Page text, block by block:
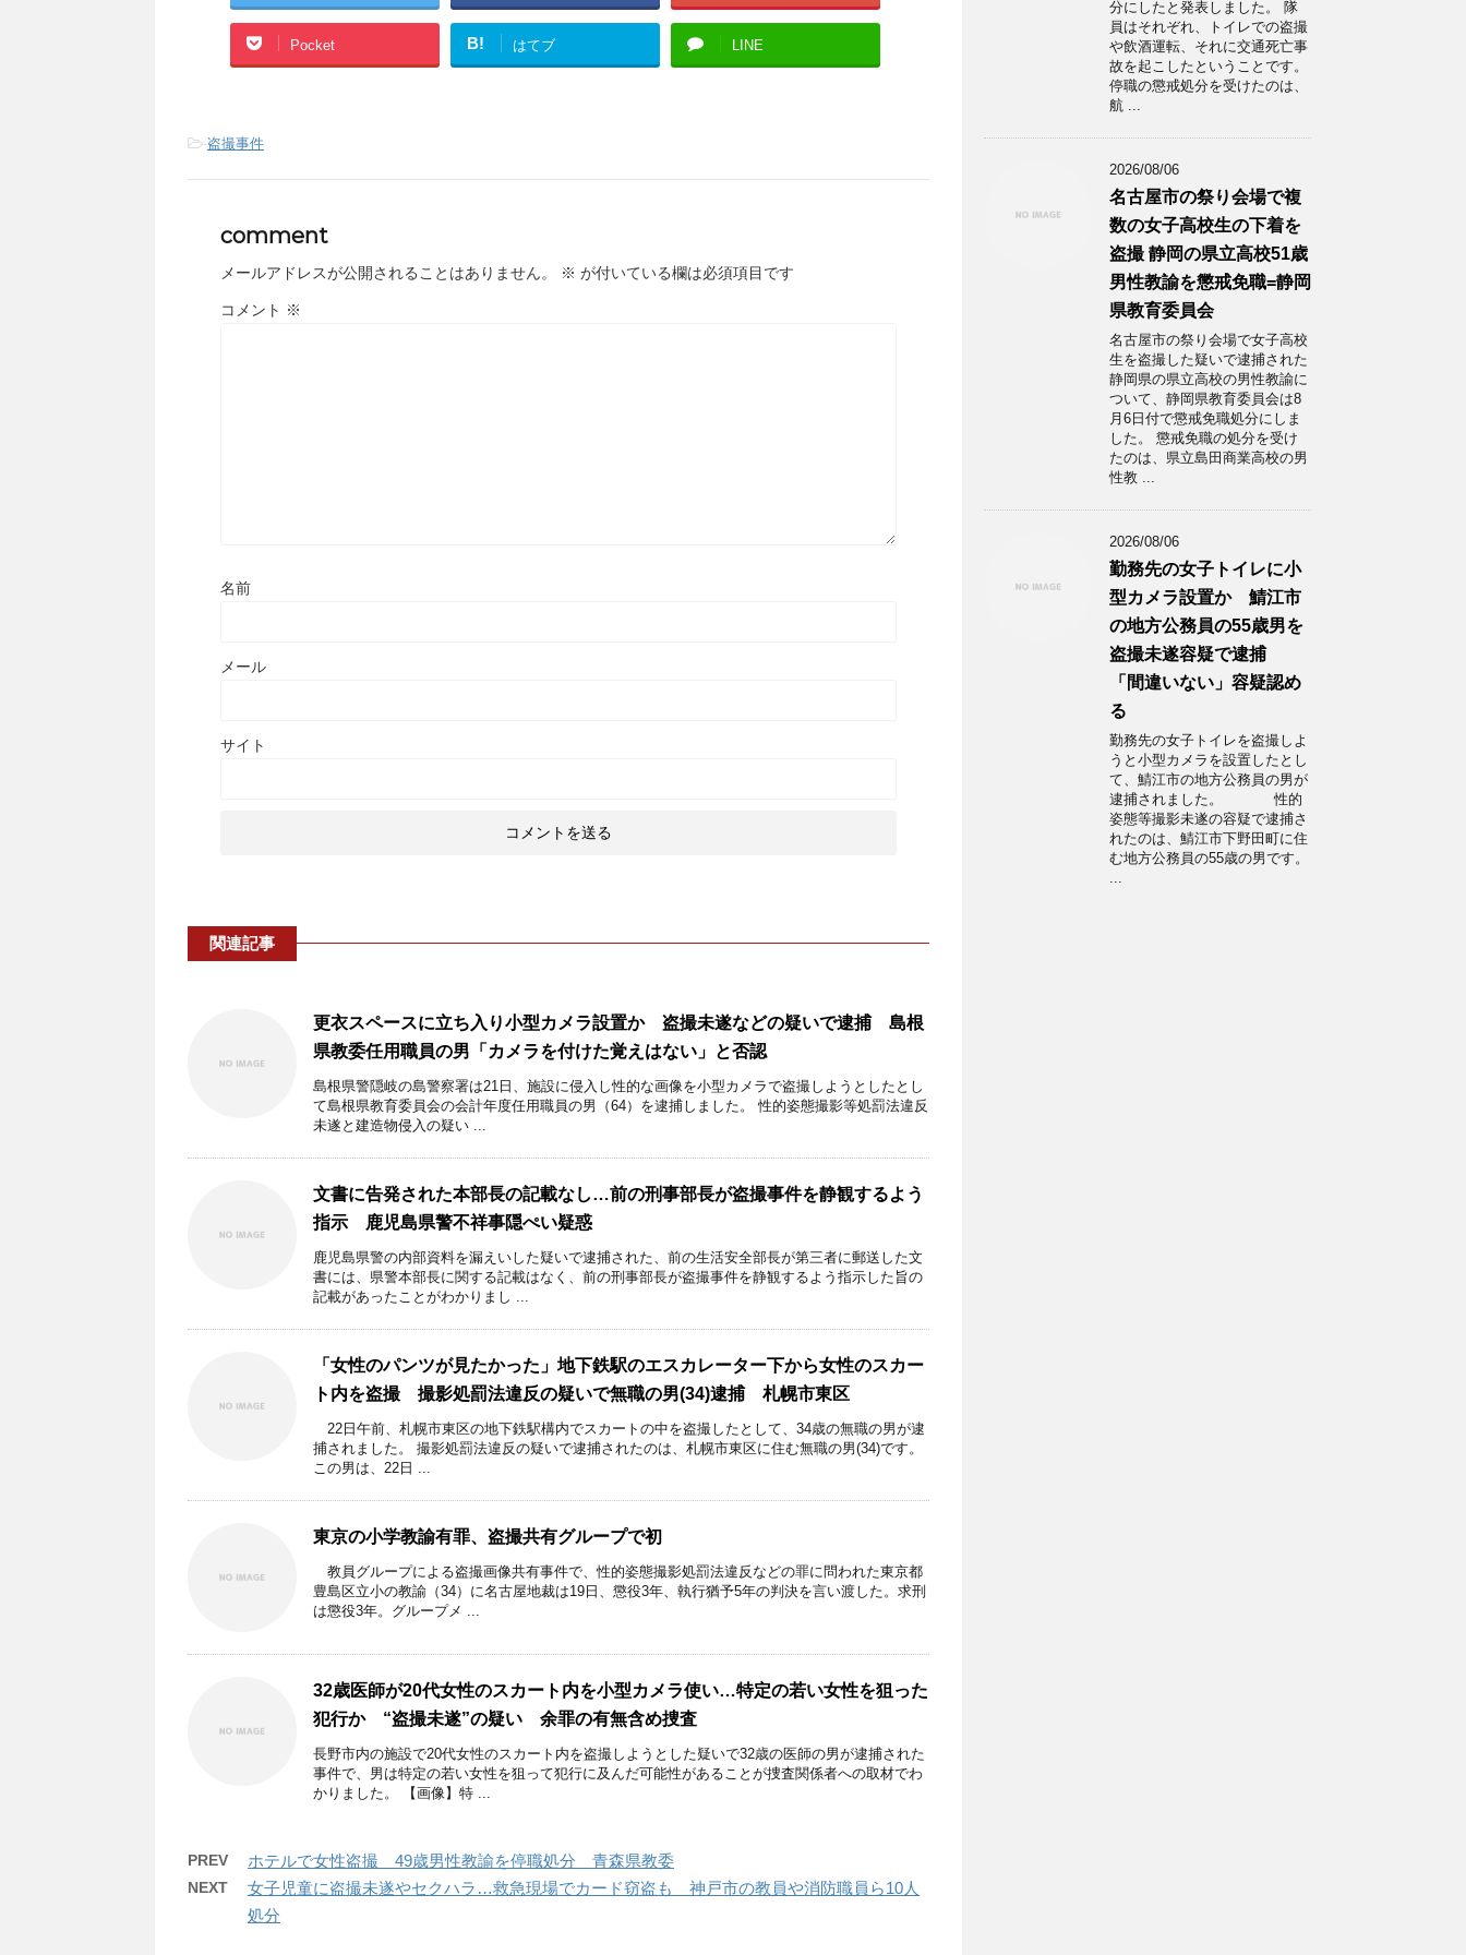
Pocket B! はてブ LINE
-盗撮事件
comment
メールアドレスが公開されることはありません。 ※ が付いている欄は必須項目です
コメント ※
名前
メール
サイト
関連記事
更衣スペースに立ち入り小型カメラ設置か 盗撮未遂などの疑いで逮捕 島根
県教委任用職員の男「カメラを付けた覚えはない」と否認
島根県警隠岐の島警察署は21日、施設に侵入し性的な画像を小型カメラで盗撮しようとしたとし
て島根県教育委員会の会計年度任用職員の男（64）を逮捕しました。 性的姿態撮影等処罰法違反
未遂と建造物侵入の疑い ...
文書に告発された本部長の記載なし…前の刑事部長が盗撮事件を静観するよう
指示 鹿児島県警不祥事隠ぺい疑惑
鹿児島県警の内部資料を漏えいした疑いで逮捕された、前の生活安全部長が第三者に郵送した文
書には、県警本部長に関する記載はなく、前の刑事部長が盗撮事件を静観するよう指示した旨の
記載があったことがわかりまし ...
「女性のパンツが見たかった」地下鉄駅のエスカレーター下から女性のスカー
ト内を盗撮 撮影処罰法違反の疑いで無職の男(34)逮捕 札幌市東区
22日午前、札幌市東区の地下鉄駅構内でスカートの中を盗撮したとして、34歳の無職の男が逮
捕されました。 撮影処罰法違反の疑いで逮捕されたのは、札幌市東区に住む無職の男(34)です。
この男は、22日 ...
東京の小学教諭有罪、盗撮共有グループで初
教員グループによる盗撮画像共有事件で、性的姿態撮影処罰法違反などの罪に問われた東京都
豊島区立小の教諭（34）に名古屋地裁は19日、懲役3年、執行猶予5年の判決を言い渡した。求刑
は懲役3年。グループメ ...
32歳医師が20代女性のスカート内を小型カメラ使い…特定の若い女性を狙った
犯行か “盗撮未遂”の疑い 余罪の有無含め捜査
長野市内の施設で20代女性のスカート内を盗撮しようとした疑いで32歳の医師の男が逮捕された
事件で、男は特定の若い女性を狙って犯行に及んだ可能性があることが捜査関係者への取材でわ
かりました。 【画像】特 ...
PREV ホテルで女性盗撮 49歳男性教諭を停職処分 青森県教委
NEXT
女子児童に盗撮未遂やセクハラ…救急現場でカード窃盗も 神戸市の教員や消防職員ら10人
処分
分にしたと発表しました。 隊
員はそれぞれ、トイレでの盗撮
や飲酒運転、それに交通死亡事
故を起こしたということです。
停職の懲戒処分を受けたのは、
航 ...
2026/08/06
名古屋市の祭り会場で複
数の女子高校生の下着を
盗撮 静岡の県立高校51歳
男性教諭を懲戒免職=静岡
県教育委員会
名古屋市の祭り会場で女子高校
生を盗撮した疑いで逮捕された
静岡県の県立高校の男性教諭に
ついて、静岡県教育委員会は8
月6日付で懲戒免職処分にしま
した。 懲戒免職の処分を受け
たのは、県立島田商業高校の男
性教 ...
2026/08/06
勤務先の女子トイレに小
型カメラ設置か 鯖江市
の地方公務員の55歳男を
盗撮未遂容疑で逮捕
「間違いない」容疑認め
る
勤務先の女子トイレを盗撮しよ
うと小型カメラを設置したとし
て、鯖江市の地方公務員の男が
逮捕されました。 性的
姿態等撮影未遂の容疑で逮捕さ
れたのは、鯖江市下野田町に住
む地方公務員の55歳の男です。
...